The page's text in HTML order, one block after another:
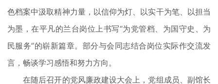
色档案中汲取精神力量，以信仰为灯、以实干为笔、以担当
为墨，在平凡的兰台岗位上书写“为党管档、为国守史、为
民服务”的崭新篇章。部分与会同志结合岗位实际作交流发
言，畅谈学习感悟和努力方向。
在随后召开的党风廉政建设大会上，党组成员、副馆长